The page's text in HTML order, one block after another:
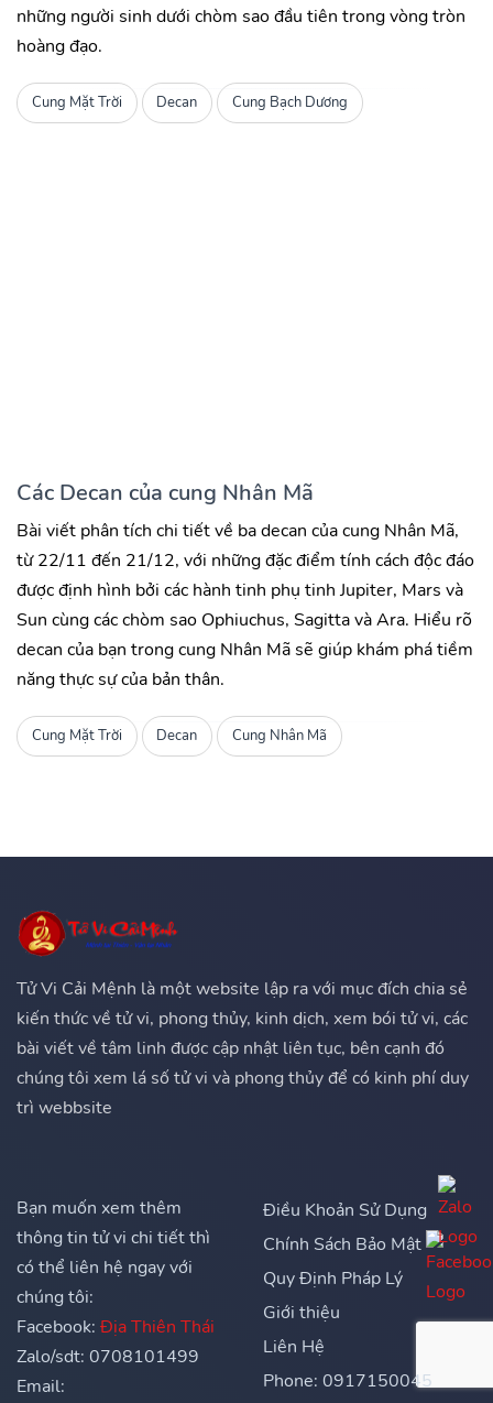
những người sinh dưới chòm sao đầu tiên trong vòng tròn
hoàng đạo.
Cung Mặt Trời Decan Cung Bạch Dương
Các Decan của cung Nhân Mã
Bài viết phân tích chi tiết về ba decan của cung Nhân Mã,
từ 22/11 đến 21/12, với những đặc điểm tính cách độc đáo
được định hình bởi các hành tinh phụ tinh Jupiter, Mars và
Sun cùng các chòm sao Ophiuchus, Sagitta và Ara. Hiểu rõ
decan của bạn trong cung Nhân Mã sẽ giúp khám phá tiềm
năng thực sự của bản thân.
Cung Mặt Trời Decan Cung Nhân Mã
Tử Vi Cải Mệnh là một website lập ra với mục đích chia sẻ
kiến thức về tử vi, phong thủy, kinh dịch, xem bói tử vi, các
bài viết về tâm linh được cập nhật liên tục, bên cạnh đó
chúng tôi xem lá số tử vi và phong thủy để có kinh phí duy
trì webbsite
Bạn muốn xem thêm
thông tin tử vi chi tiết thì
có thể liên hệ ngay với
chúng tôi:
Facebook: Địa Thiên Thái
Zalo/sdt: 0708101499
Email:
Điều Khoản Sử Dụng
Chính Sách Bảo Mật
Quy Định Pháp Lý
Giới thiệu
Liên Hệ
Phone: 0917150045